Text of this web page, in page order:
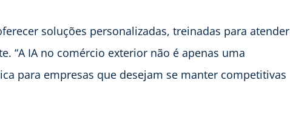
soluções personalizadas, treinadas para atender
“A IA no comércio exterior não é apenas uma
para empresas que desejam se manter competitivas